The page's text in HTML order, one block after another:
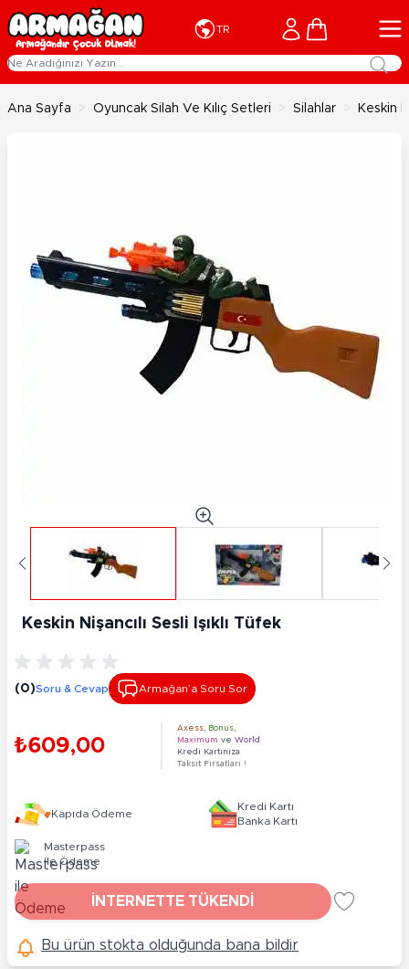
İçeriğe geç
TR Cart
Ana Sayfa > Oyuncak Silah Ve Kılıç Setleri > Silahlar > Keskin
Keskin Nişancılı Sesli Işıklı Tüfek
(0)Soru & Cevap Armağan’a Soru Sor
₺609,00
Axess Bonus
Maximum ve World
Kredi Kartınıza
Taksit Fırsatları !
Kapıda Ödeme
Kredi Kartı
Banka Kartı
Masterpass
ile Ödeme
İNTERNETTE TÜKENDİ
Bu ürün stokta olduğunda bana bildir